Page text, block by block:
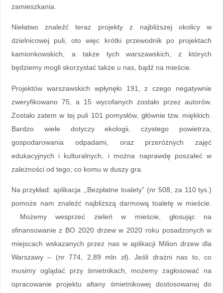
zamieszkania.
Niełatwo znaleźć teraz projekty z najbliższej okolicy w
dzielnicowej puli, oto więc krótki przewodnik po projektach
kamionkowskich, a także tych warszawskich, z których
będziemy mogli skorzystać także u nas, bądź na mieście.
Projektów warszawskich wpłynęło 191, z czego negatywnie
zweryfikowano 75, a 15 wycofanych zostało przez autorów.
Zostało zatem w tej puli 101 pomysłów, głównie tzw. miękkich.
Bardzo wiele dotyczy ekologii, czystego powietrza,
gospodarowania odpadami, oraz przeróżnych zajęć
edukacyjnych i kulturalnych, i można naprawdę poszaleć w
zależności od tego, co komu w duszy gra.
Na przykład: aplikacja ,,Bezpłatne toalety” (nr 508, za 110 tys.)
pomoże nam znaleźć najbliższą darmową toaletę w mieście.
Możemy wesprzeć zieleń w mieście, głosując na
sfinansowanie z BO 2020 drzew w 2020 roku posadzonych w
miejscach wskazanych przez nas w aplikacji Milion drzew dla
Warszawy – (nr 774, 2,89 mln zł). Jeśli drażni nas to, co
musimy oglądać przy śmietnikach, możemy zagłosować na
opracowanie projektu altany śmietnikowej dostosowanej do